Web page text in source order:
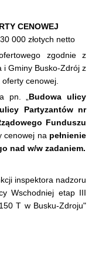
CENOWEJ
000 złotych netto
zgodnie z
i Gminy Busko-Zdrój z
cenowej.
pn. „ Budowa ulicy
Partyzantów nr
Funduszu
cenowej na pełnienie
nad w/w zadaniem.
inspektora nadzoru
Wschodniej etap III
T w Busku-Zdroju"